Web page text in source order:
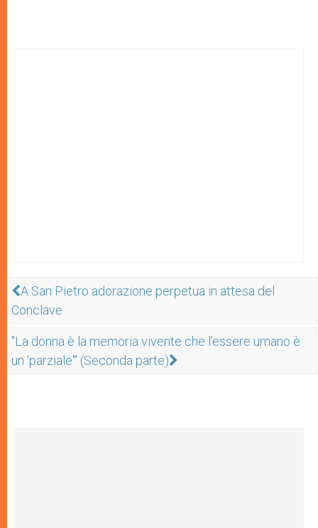
A San Pietro adorazione perpetua in attesa del
Conclave
"La donna è la memoria vivente che l'essere umano è
un 'parziale'" (Seconda parte)